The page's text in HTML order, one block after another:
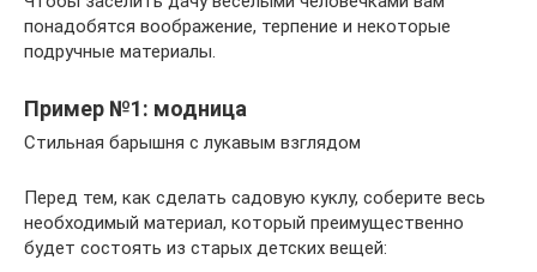
понадобятся воображение, терпение и некоторые
подручные материалы.
Пример №1: модница
Стильная барышня с лукавым взглядом
Перед тем, как сделать садовую куклу, соберите весь
необходимый материал, который преимущественно
будет состоять из старых детских вещей: